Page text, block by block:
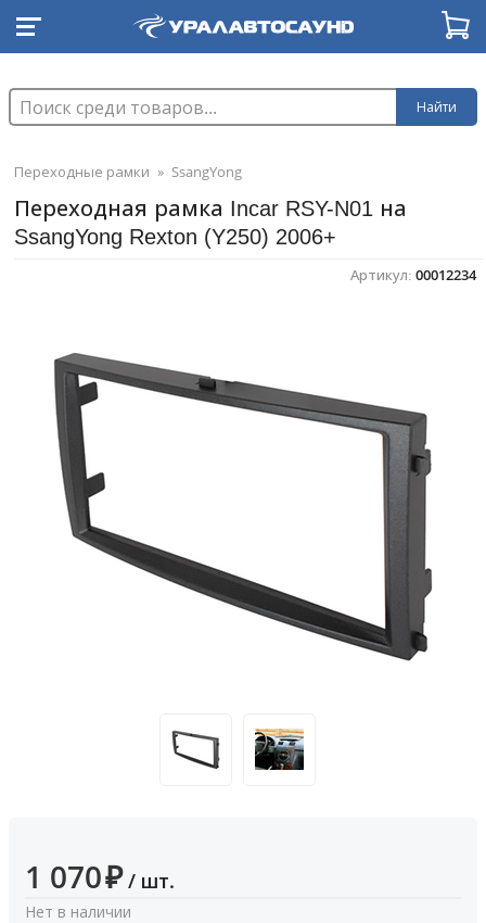
Найти
Переходные рамки » SsangYong
Переходная рамка Incar RSY-N01 на
SsangYong Rexton (Y250) 2006+
Артикул: 00012234
1 070₽ / шт.
Нет в наличии